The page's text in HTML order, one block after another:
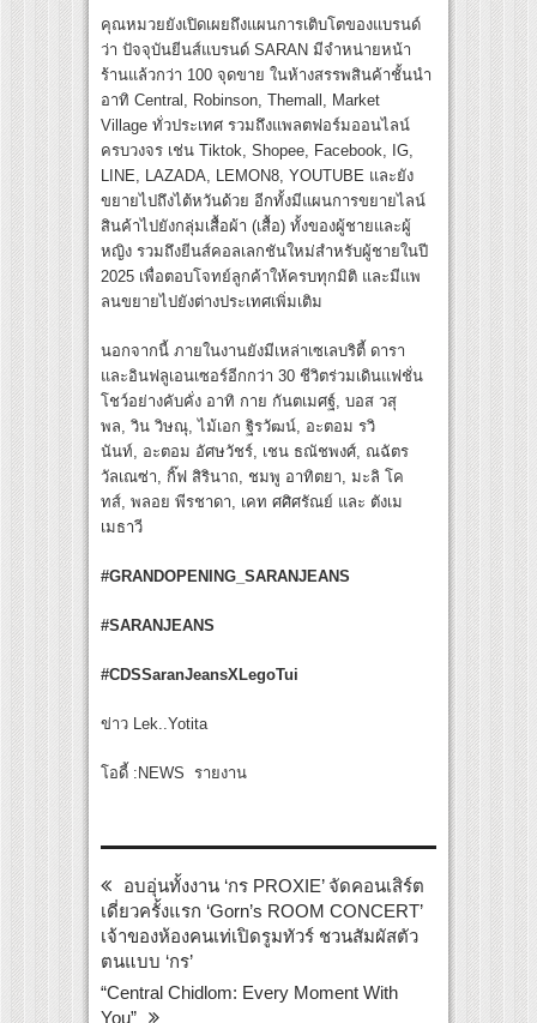
คุณหมวยยังเปิดเผยถึงแผนการเติบโตของแบรนด์
ว่า ปัจจุบันยีนส์แบรนด์ SARAN มีจำหน่ายหน้า
ร้านแล้วกว่า 100 จุดขาย ในห้างสรรพสินค้าชั้นนำ
อาทิ Central, Robinson, Themall, Market
Village ทั่วประเทศ รวมถึงแพลตฟอร์มออนไลน์
ครบวงจร เช่น Tiktok, Shopee, Facebook, IG,
LINE, LAZADA, LEMON8, YOUTUBE และยัง
ขยายไปถึงไต้หวันด้วย อีกทั้งมีแผนการขยายไลน์
สินค้าไปยังกลุ่มเสื้อผ้า (เสื้อ) ทั้งของผู้ชายและผู้
หญิง รวมถึงยีนส์คอลเลกชันใหม่สำหรับผู้ชายในปี
2025 เพื่อตอบโจทย์ลูกค้าให้ครบทุกมิติ และมีแพ
ลนขยายไปยังต่างประเทศเพิ่มเติม
นอกจากนี้ ภายในงานยังมีเหล่าเซเลบริตี้ ดารา
และอินฟลูเอนเซอร์อีกกว่า 30 ชีวิตร่วมเดินแฟชั่น
โชว์อย่างคับคั่ง อาทิ กาย กันตเมศฐ์, บอส วสุ
พล, วิน วิษณุ, ไม้เอก ฐิรวัฒน์, อะตอม รวิ
นันท์, อะตอม อัศษวัชร์, เชน ธณัชพงศ์, ณฉัตร
วัลเณซ่า, กิ๊ฟ สิรินาถ, ชมพู อาทิตยา, มะลิ โค
ทส์, พลอย พีรชาดา, เคท ศศิศรัณย์ และ ตังเม
เมธาวี
#GRANDOPENING_SARANJEANS
#SARANJEANS
#CDSSaranJeansXLegoTui
ข่าว Lek..Yotita
โอดี้ :NEWS รายงาน
อบอุ่นทั้งงาน ‘กร PROXIE’ จัดคอนเสิร์ต
เดี่ยวครั้งแรก ‘Gorn’s ROOM CONCERT’
เจ้าของห้องคนเท่เปิดรูมทัวร์ ชวนสัมผัสตัว
ตนแบบ ‘กร’
“Central Chidlom: Every Moment With
You”